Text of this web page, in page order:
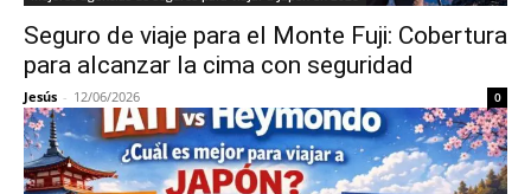
Seguro de viaje para el Monte Fuji: Cobertura
para alcanzar la cima con seguridad
Jesús - 12/06/2026 0